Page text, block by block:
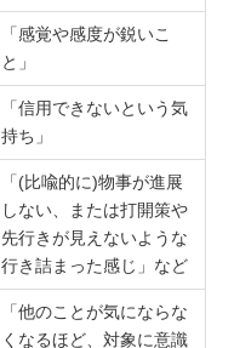
「感覚や感度が鋭いこ
と」
「信用できないという気
持ち」
「(比喩的に)物事が進展
しない、または打開策や
先行きが見えないような
行き詰まった感じ」など
「他のことが気にならな
くなるほど、対象に意識